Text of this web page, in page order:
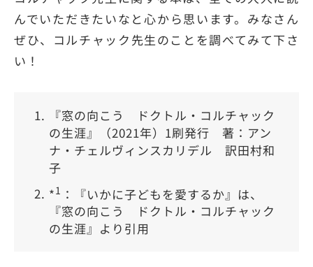
んでいただきたいなと心から思います。みなさん
ぜひ、コルチャック先生のことを調べてみて下さ
い！
『窓の向こう ドクトル・コルチャック
の生涯』（2021年）1刷発行 著：アン
ナ・チェルヴィンスカリデル 訳田村和
子
*1 ：『いかに子どもを愛するか』は、
『窓の向こう ドクトル・コルチャック
の生涯』より引用